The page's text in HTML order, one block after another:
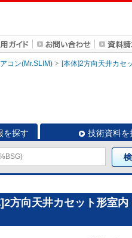
コン(Mr.SLIM) [本体]2方向天井カセ
を探す 技術資料を
方向天井カセット形室内